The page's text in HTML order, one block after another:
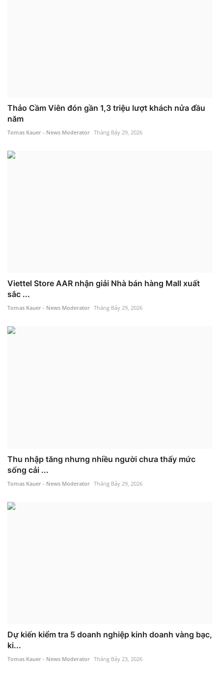
Thảo Cầm Viên đón gần 1,3 triệu lượt khách nửa đầu
năm
Tomas Kauer - News Moderator Tháng Bảy 29, 2026
Viettel Store AAR nhận giải Nhà bán hàng Mall xuất
sắc ...
Tomas Kauer - News Moderator Tháng Bảy 29, 2026
Thu nhập tăng nhưng nhiều người chưa thấy mức
sống cải ...
Tomas Kauer - News Moderator Tháng Bảy 29, 2026
Dự kiến kiểm tra 5 doanh nghiệp kinh doanh vàng bạc,
ki...
Tomas Kauer - News Moderator Tháng Bảy 23, 2026